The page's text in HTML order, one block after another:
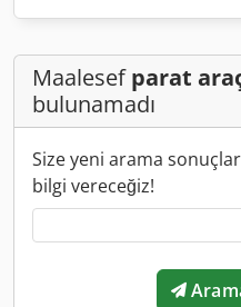
Maalesefparat
bulunamadı
Size yeni arama
bilgi vereceğiz!